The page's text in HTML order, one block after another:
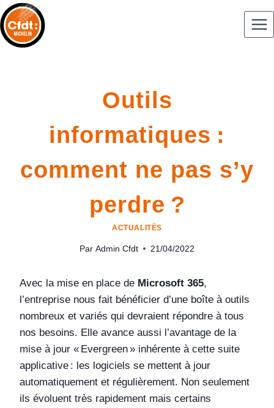
Outils
informatiques :
comment ne pas s’y
perdre ?
ACTUALITÉS
Par Admin Cfdt 21/04/2022
Avec la mise en place de Microsoft 365,
l’entreprise nous fait bénéficier d’une boîte à outils
nombreux et variés qui devraient répondre à tous
nos besoins. Elle avance aussi l’avantage de la
mise à jour « Evergreen » inhérente à cette suite
applicative : les logiciels se mettent à jour
automatiquement et régulièrement. Non seulement
ils évoluent très rapidement mais certains